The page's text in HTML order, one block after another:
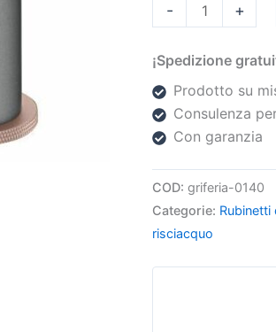
- +
¡Spedizione
Prodotto su
Consulenza
Con garanzia
COD: griferia-0140
Categorie: Rubinetti
risciacquo